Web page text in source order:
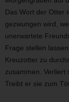
Das Wort der Otter
gezwungen wird,
unerwartete
Frage stellen
Kreuzotter zu
zusammen. Verliert
Treibt er sie zum